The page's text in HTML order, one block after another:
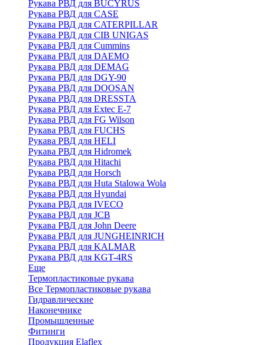
Рукава РВД для BUCYRUS
Рукава РВД для CASE
Рукава РВД для CATERPILLAR
Рукава РВД для CIB UNIGAS
Рукава РВД для Cummins
Рукава РВД для DAEMO
Рукава РВД для DEMAG
Рукава РВД для DGY-90
Рукава РВД для DOOSAN
Рукава РВД для DRESSTA
Рукава РВД для Extec E-7
Рукава РВД для FG Wilson
Рукава РВД для FUCHS
Рукава РВД для HELI
Рукава РВД для Hidromek
Рукава РВД для Hitachi
Рукава РВД для Horsch
Рукава РВД для Huta Stalowa Wola
Рукава РВД для Hyundai
Рукава РВД для IVECO
Рукава РВД для JCB
Рукава РВД для John Deere
Рукава РВД для JUNGHEINRICH
Рукава РВД для KALMAR
Рукава РВД для KGT-4RS
Еще
Термопластиковые рукава
Все Термопластиковые рукава
Гидравлические
Наконечнике
Промышленные
Фитинги
Продукция Elaflex